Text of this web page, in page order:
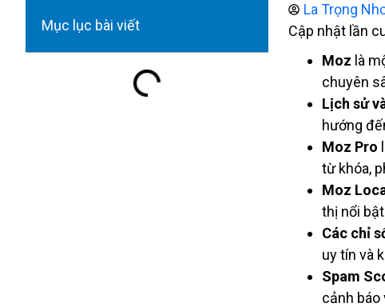
Mục lục bài viết
La Trọng
Cập nhật lần
Moz là
chuyên
Lịch sử
hướng
Moz Pro
từ khóa,
Moz
thị nổi
Các chỉ
uy tín và
Spam
cảnh báo